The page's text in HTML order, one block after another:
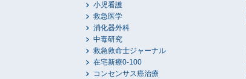
小児看護
救急医学
消化器外科
中毒研究
救急救命士ジャーナル
在宅新療0-100
コンセンサス癌治療